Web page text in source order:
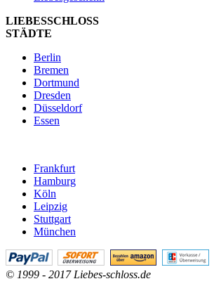
LIEBESSCHLOSS
STÄDTE
Berlin
Bremen
Dortmund
Dresden
Düsseldorf
Essen
Frankfurt
Hamburg
Köln
Leipzig
Stuttgart
München
© 1999 - 2017 Liebes-schloss.de